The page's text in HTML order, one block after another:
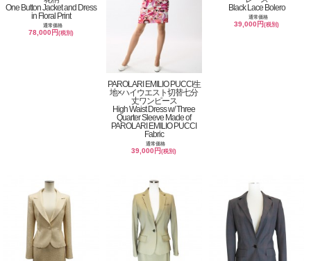
One Button Jacket and Dress
in Floral Print
通常価格
78,000円(税別)
PAROLARI EMILIO PUCCI生
地×ハイウエスト切替七分
丈ワンピース
High Waist Dress w/ Three
Quarter Sleeve Made of
PAROLARI EMILIO PUCCI
Fabric
通常価格
39,000円(税別)
Black Lace Bolero
通常価格
39,000円(税別)